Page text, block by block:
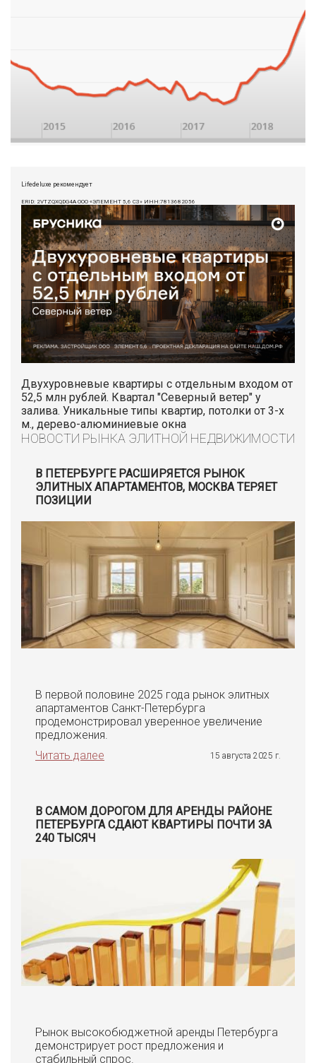
Lifedeluxe рекомендует
ERID: 2VTZQXQDG4A ООО «ЭЛЕМЕНТ 5,6 СЗ» ИНН:7813682056
Двухуровневые квартиры с отдельным входом от
52,5 млн рублей. Квартал "Северный ветер" у
залива. Уникальные типы квартир, потолки от 3-х
м., дерево-алюминиевые окна
НОВОСТИ РЫНКА ЭЛИТНОЙ НЕДВИЖИМОСТИ
В ПЕТЕРБУРГЕ РАСШИРЯЕТСЯ РЫНОК
ЭЛИТНЫХ АПАРТАМЕНТОВ, МОСКВА ТЕРЯЕТ
ПОЗИЦИИ
В первой половине 2025 года рынок элитных
апартаментов Санкт-Петербурга
продемонстрировал уверенное увеличение
предложения.
Читать далее
15 августа 2025 г.
В САМОМ ДОРОГОМ ДЛЯ АРЕНДЫ РАЙОНЕ
ПЕТЕРБУРГА СДАЮТ КВАРТИРЫ ПОЧТИ ЗА
240 ТЫСЯЧ
Рынок высокобюджетной аренды Петербурга
демонстрирует рост предложения и
стабильный спрос.